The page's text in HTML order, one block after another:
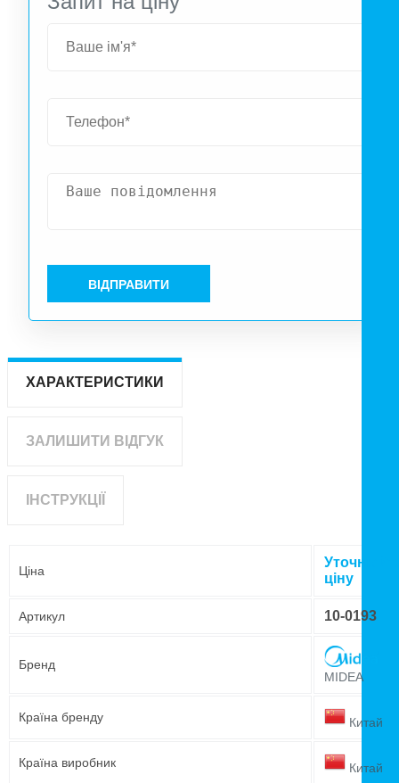
ВІДПРАВИТИ
ХАРАКТЕРИСТИКИ
ЗАЛИШИТИ ВІДГУК
ІНСТРУКЦІЇ
Ціна
ціну
Артикул 10-0193
Бренд
MIDEA
Країна бренду Китай
Країна виробник Китай